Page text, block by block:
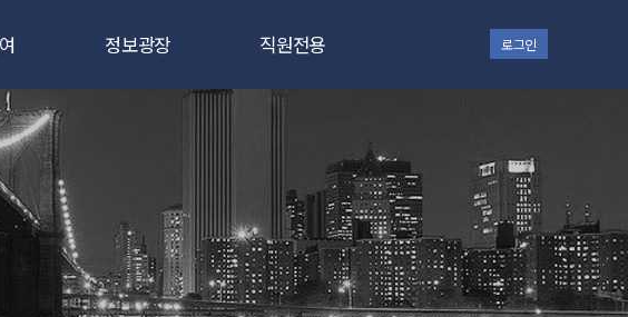
고
?
정보광장
갤러리
임상시험 in ZEP
직원전용
Office 365
로그인